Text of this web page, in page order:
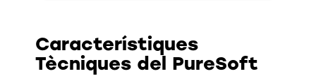
Característiques
Tècniques del PureSoft